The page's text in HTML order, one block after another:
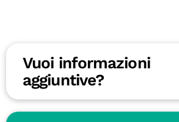
Vuoi informazioni
aggiuntive?